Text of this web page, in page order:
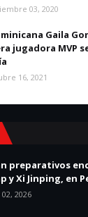
03, 2020
Gaila
jugadora MVP
16, 2021
preparativos
y Xi Jinping, en
02, 2026